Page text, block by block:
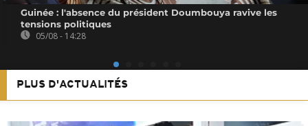
Guinée : l'absence du président Doumbouya ravive les
tensions politiques
05/08 - 14:28
PLUS D'ACTUALITÉS